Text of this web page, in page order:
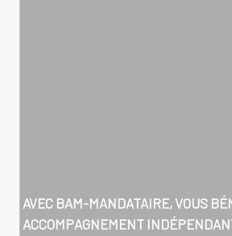
AVEC BAM-MANDATAIRE, VOUS
ACCOMPAGNEMENT